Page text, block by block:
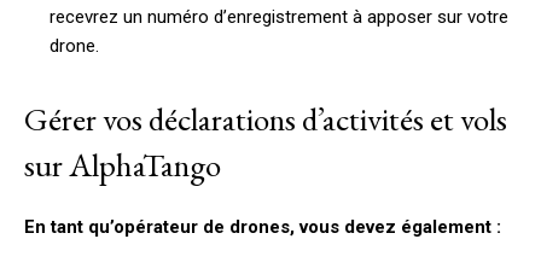
recevrez un numéro d’enregistrement à apposer sur votre
drone.
Gérer vos déclarations d’activités et vols
sur AlphaTango
En tant qu’opérateur de drones, vous devez également :